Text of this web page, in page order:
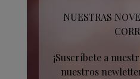
NUESTRAS
¡Suscríbete a
nuestros